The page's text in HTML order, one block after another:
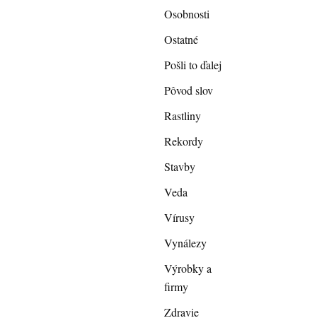
Osobnosti
Ostatné
Pošli to ďalej
Pôvod slov
Rastliny
Rekordy
Stavby
Veda
Vírusy
Vynálezy
Výrobky a
firmy
Zdravie